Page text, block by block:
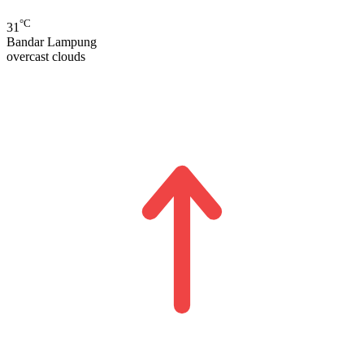
31 °C
Bandar Lampung
overcast clouds